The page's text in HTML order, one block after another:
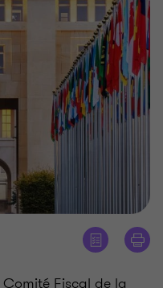
Fiscal de la